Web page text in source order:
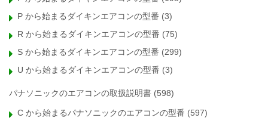
P から始まるダイキンエアコンの型番 (3)
R から始まるダイキンエアコンの型番 (75)
S から始まるダイキンエアコンの型番 (299)
U から始まるダイキンエアコンの型番 (3)
パナソニックのエアコンの取扱説明書 (598)
C から始まるパナソニックのエアコンの型番 (597)